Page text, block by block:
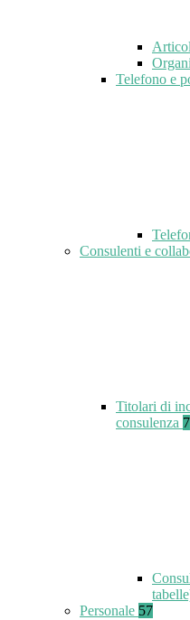
Telefono e
Consulenti e
Titolari di
consulenza 7
Personale 57